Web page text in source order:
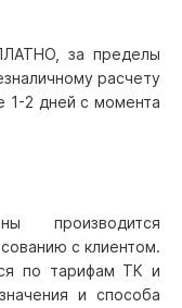
за пределы
расчету
1-2 дней с момента
производится
с клиентом.
по тарифам ТК и
и способа